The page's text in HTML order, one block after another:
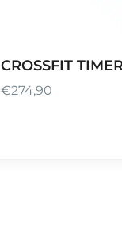
CROSSFIT
€274,90